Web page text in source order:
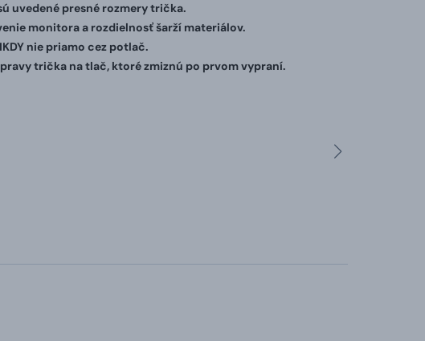
uvedené presné rozmery trička.
monitora a rozdielnosť šarží materiálov.
nie priamo cez potlač.
trička na tlač, ktoré zmiznú po prvom vypraní.